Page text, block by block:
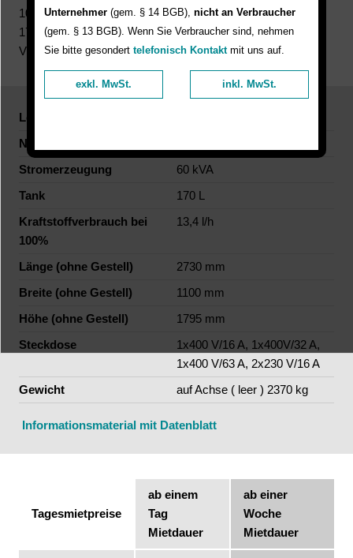
100%: 13,4 l/h; Länge: 2730 mm; Breite: 1100 mm; Höhe:
1795 mm; Steckdosen: 1x400 V/16 A, 1x400V/32 A, 1x400
V/63 A, 2x230 V/16 A; Gewicht: auf Achse (leer) 2370 kg
Leistung
Nennspannung
Stromerzeugung
60 kVA
Tank
170 L
Kraftstoffverbrauch bei
100%
13,4 l/h
Länge (ohne Gestell)
2730 mm
Breite (ohne Gestell)
1100 mm
Höhe (ohne Gestell)
1795 mm
Steckdose
1x400 V/16 A, 1x400V/32 A,
1x400 V/63 A, 2x230 V/16 A
Gewicht
auf Achse ( leer ) 2370 kg
Informationsmaterial mit Datenblatt
Tagesmietpreise
ab einem
Tag
Mietdauer
ab einer
Woche
Mietdauer
Unternehmer (gem. § 14 BGB), nicht an Verbraucher
(gem. § 13 BGB). Wenn Sie Verbraucher sind, nehmen
Sie bitte gesondert telefonisch Kontaktmit uns auf.
exkl. MwSt. inkl. MwSt.